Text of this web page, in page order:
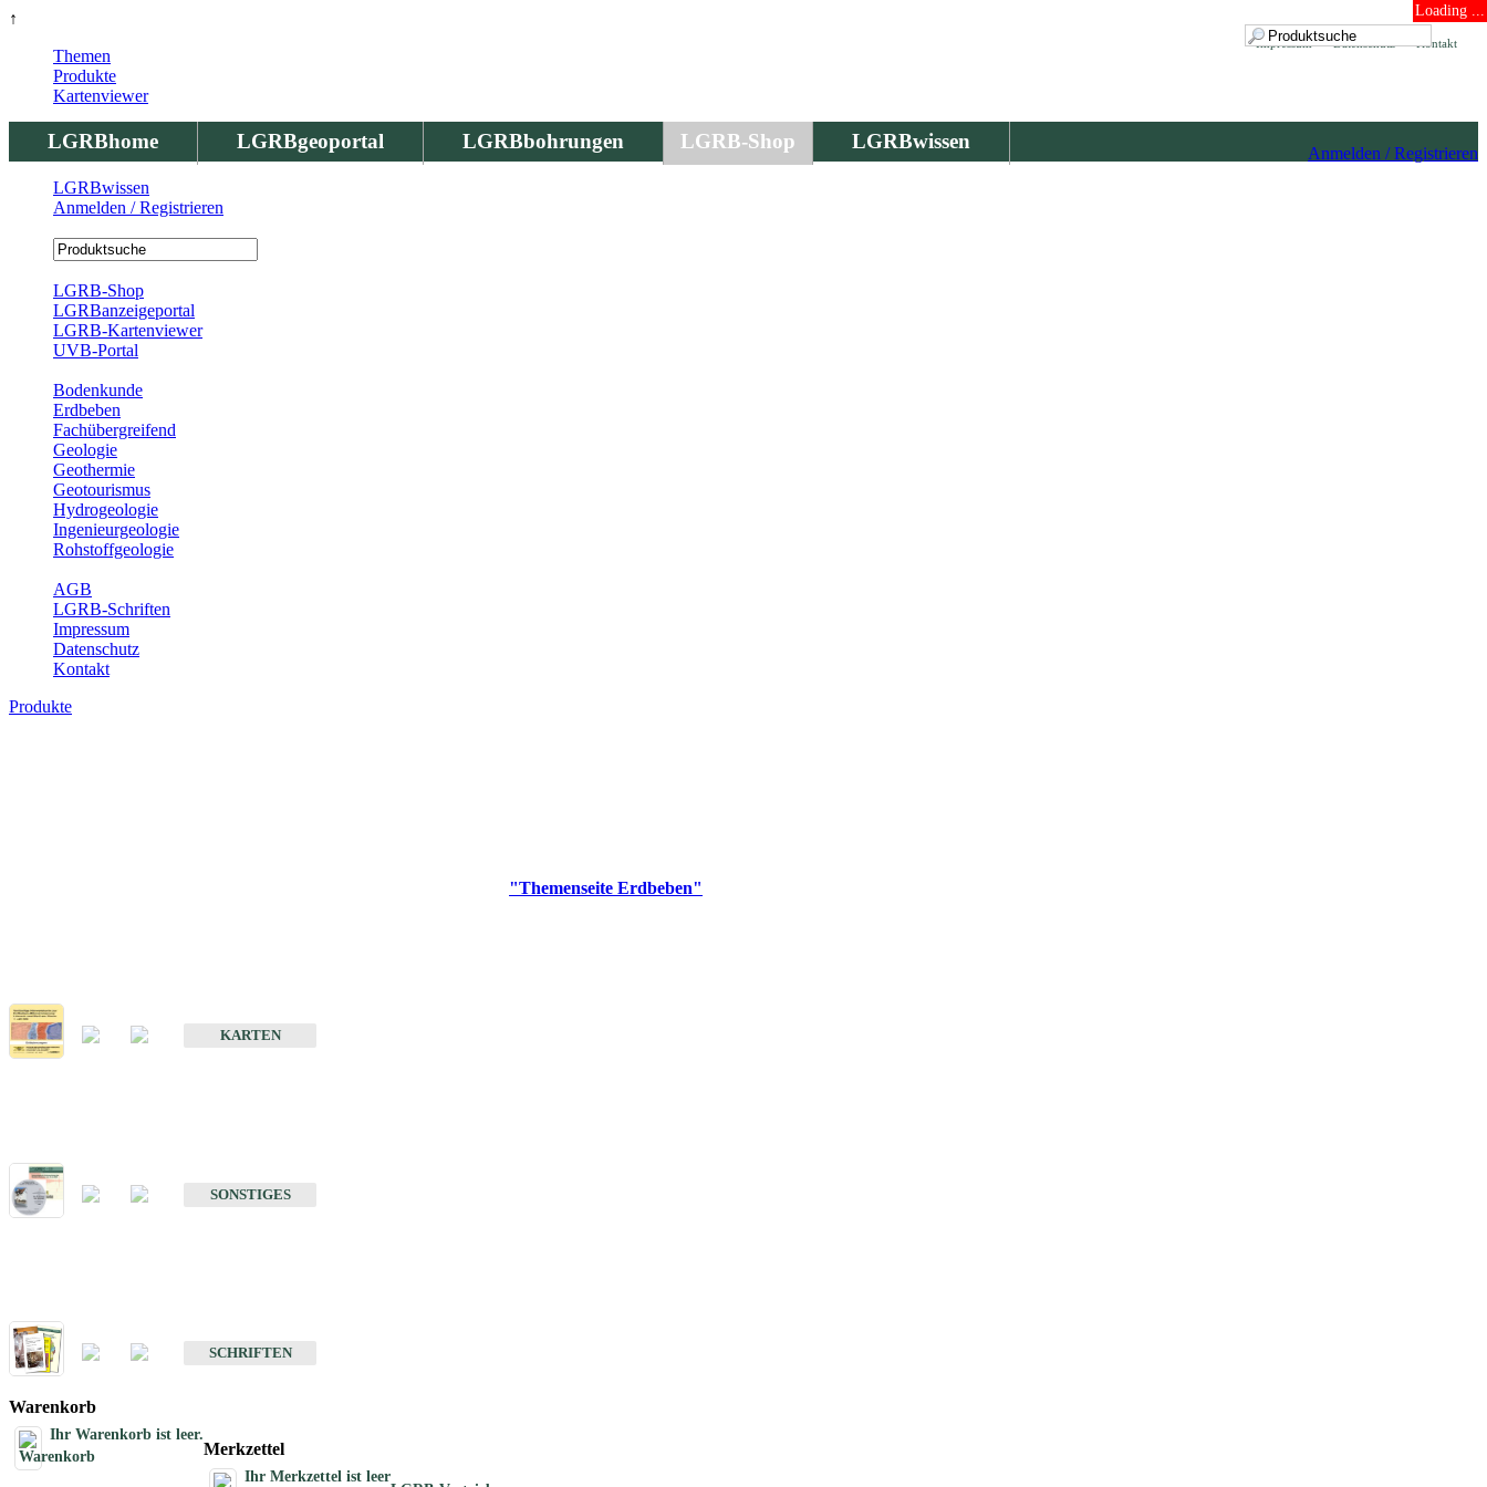
↑ Loading ...
Kontakt
Datenschutz
Impressum
LGRBhome LGRBgeoportal LGRBbohrungen LGRB-Shop LGRBwissen
Anmelden / Registrieren
Themen
Produkte
Kartenviewer
LGRBwissen
Anmelden / Registrieren
LGRB-Shop
LGRBanzeigeportal
LGRB-Kartenviewer
UVB-Portal
Bodenkunde
Erdbeben
Fachübergreifend
Geologie
Geothermie
Geotourismus
Hydrogeologie
Ingenieurgeologie
Rohstoffgeologie
AGB
LGRB-Schriften
Impressum
Datenschutz
Kontakt
Produkte
"Themenseite Erdbeben"
KARTEN
SONSTIGES
SCHRIFTEN
Warenkorb
Ihr Warenkorb ist leer.
Merkzettel
Ihr Merkzettel ist leer